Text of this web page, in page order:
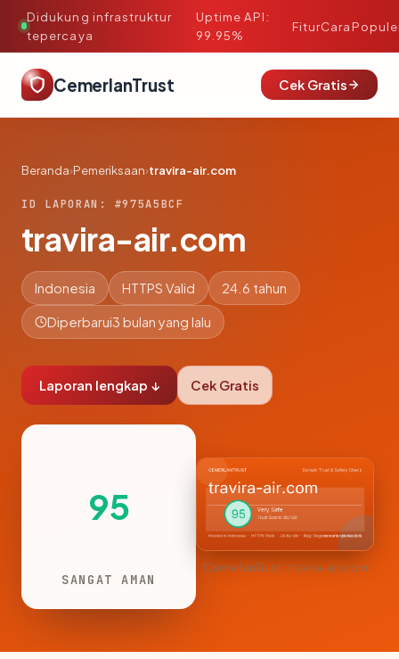
Didukung infrastruktur
tepercaya
·
Uptime API:
99.95%
FiturCara
CemerlanTrust Cek Gratis
Beranda›Pemeriksaan›travira-air.com
ID LAPORAN: #975A5BCF
travira-air.com
Indonesia HTTPS Valid 24.6 tahun
Diperbarui3 bulan yang lalu
Laporan lengkap ↓ Cek Gratis
95
SANGAT AMAN
CemerlanTrust · travira-air.com